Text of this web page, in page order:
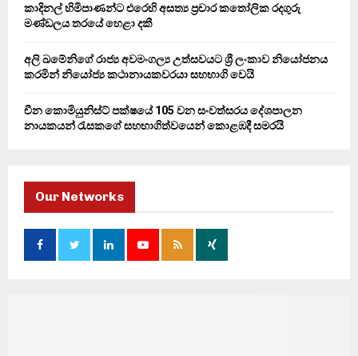
කාදිනල් හිමිපාණන්ට එරෙහි අසත්‍ය ප්‍රචාර කතෝලික රදගුරු
මණ්ඩලය තරයේ හෙළා දකී
අලි ඛමේනිගේ රාජ්‍ය අවමංගල්‍ය උත්සවයට ශ්‍රී ලංකාව නියෝජනය
කරමින් නියෝජ්‍ය කථානායකවරයා සහභාගි වෙයි
චීන කොමියුනිස්ට් පක්ෂයේ 105 වන සංවත්සරය දේශපාලන
නායකයන් රැසකගේ සහභාගිත්වයෙන් කොළඹදී සමරයි
Our Networks